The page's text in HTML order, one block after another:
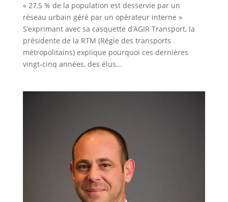
« 27,5 % de la population est desservie par un
réseau urbain géré par un opérateur interne »
S’exprimant avec sa casquette d’AGIR Transport, la
présidente de la RTM (Régie des transports
métropolitains) explique pourquoi ces dernières
vingt-cinq années, des élus...